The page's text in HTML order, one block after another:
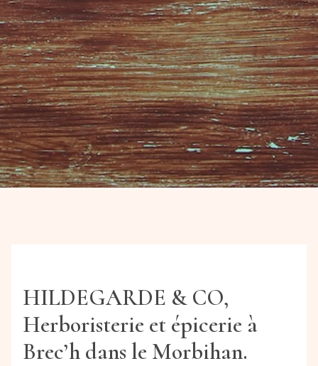
HILDEGARDE & CO,
Herboristerie et épicerie à
Brec’h dans le Morbihan.